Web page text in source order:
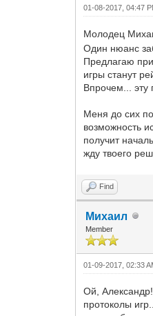
01-08-2017, 04:47
Молодец
Один нюанс
Предлагаю
игры станут
Впрочем... эту
Меня до сих
возможность
получит
жду твоего
Find
Михаил
Member
01-09-2017, 02:33
Ой,
протоколы